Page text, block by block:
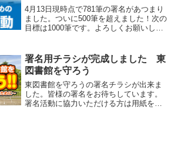
4月13日現時点で781筆の署名があつまり
ました。ついに500筆を超えました！次の
目標は1000筆です。よろしくお願いしま
署名用チラシが完成しました 東
図書館を守ろう
東図書館を守ろうの署名チラシが出来ま
した。皆様の署名をお待ちしています。
署名活動に協力いただける方は用紙をお